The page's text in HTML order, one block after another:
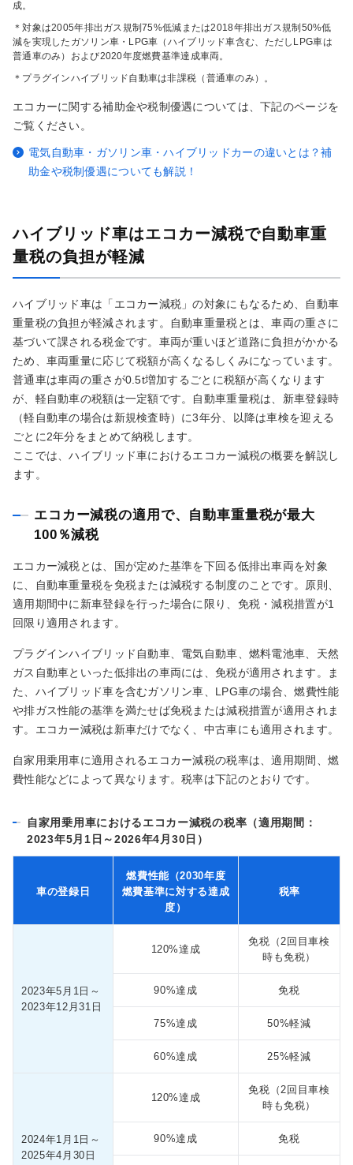
成。
＊対象は2005年排出ガス規制75%低減または2018年排出ガス規制50%低
減を実現したガソリン車・LPG車（ハイブリッド車含む、ただしLPG車は
普通車のみ）および2020年度燃費基準達成車両。
＊プラグインハイブリッド自動車は非課税（普通車のみ）。
エコカーに関する補助金や税制優遇については、下記のページを
ご覧ください。
電気自動車・ガソリン車・ハイブリッドカーの違いとは？補
助金や税制優遇についても解説！
ハイブリッド車はエコカー減税で自動車重
量税の負担が軽減
ハイブリッド車は「エコカー減税」の対象にもなるため、自動車
重量税の負担が軽減されます。自動車重量税とは、車両の重さに
基づいて課される税金です。車両が重いほど道路に負担がかかる
ため、車両重量に応じて税額が高くなるしくみになっています。
普通車は車両の重さが0.5t増加するごとに税額が高くなります
が、軽自動車の税額は一定額です。自動車重量税は、新車登録時
（軽自動車の場合は新規検査時）に3年分、以降は車検を迎える
ごとに2年分をまとめて納税します。
ここでは、ハイブリッド車におけるエコカー減税の概要を解説し
ます。
エコカー減税の適用で、自動車重量税が最大
100％減税
エコカー減税とは、国が定めた基準を下回る低排出車両を対象
に、自動車重量税を免税または減税する制度のことです。原則、
適用期間中に新車登録を行った場合に限り、免税・減税措置が1
回限り適用されます。
プラグインハイブリッド自動車、電気自動車、燃料電池車、天然
ガス自動車といった低排出の車両には、免税が適用されます。ま
た、ハイブリッド車を含むガソリン車、LPG車の場合、燃費性能
や排ガス性能の基準を満たせば免税または減税措置が適用されま
す。エコカー減税は新車だけでなく、中古車にも適用されます。
自家用乗用車に適用されるエコカー減税の税率は、適用期間、燃
費性能などによって異なります。税率は下記のとおりです。
自家用乗用車におけるエコカー減税の税率（適用期間：
2023年5月1日～2026年4月30日）
車の登録日
燃費性能（2030年度
燃費基準に対する達成
度）
税率
2023年5月1日 ～
2023年12月31日
120%達成
免税 （2回目車検
時も免税）
90%達成 免税
75%達成 50%軽減
60%達成 25%軽減
2024年1月1日 ～
2025年4月30日
120%達成
免税 （2回目車検
時も免税）
90%達成 免税